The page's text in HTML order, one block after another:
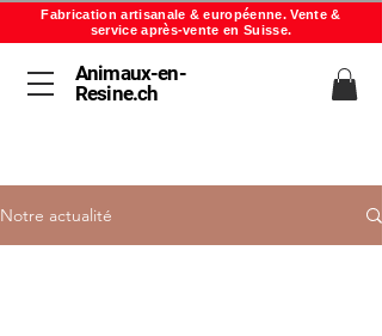
Animaux-en-
Resine.ch
Fabrication artisanale & européenne. Vente &
service après-vente en Suisse.
Notre actualité